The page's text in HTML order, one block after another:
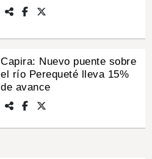
Capira: Nuevo puente sobre
el río Perequeté lleva 15%
de avance